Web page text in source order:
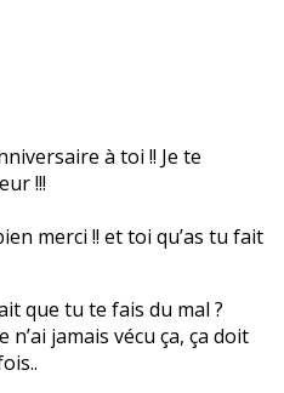
à toi !! Je te
!!!
merci !! et toi qu’as tu fait
que tu te fais du mal ?
jamais vécu ça, ça doit